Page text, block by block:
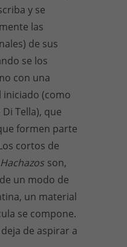
y se
las
de sus
se los
con una
(como
Tella), que
formen parte
cortos de
Hachazos son,
un modo de
un material
se compone.
de aspirar a